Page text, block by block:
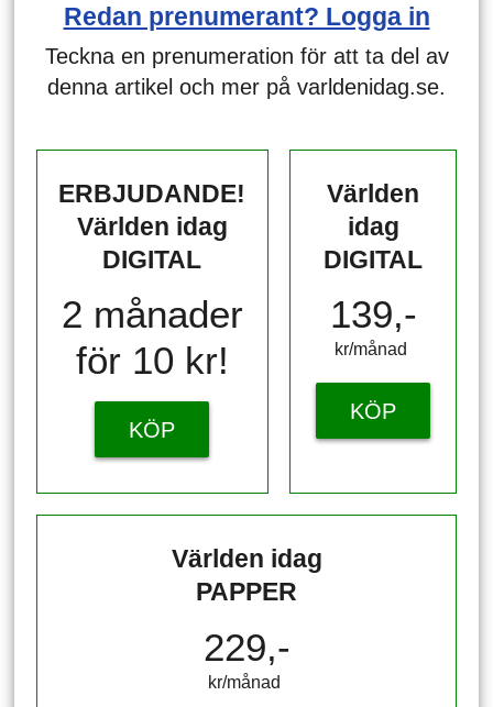
Redan prenumerant? Logga in
Teckna en prenumeration för att ta del av
denna artikel och mer på varldenidag.se.
ERBJUDANDE!
Världen idag
DIGITAL
2 månader
för 10 kr!
KÖP
Världen
idag
DIGITAL
139,-
kr/månad ​​​​​​
KÖP
Världen idag
PAPPER
229,-
kr/månad ​​​​​​